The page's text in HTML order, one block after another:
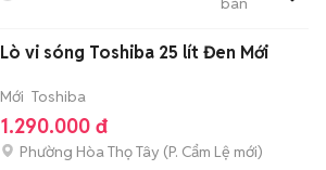
Lò vi sóng Toshiba 25 lít Đen Mới
Mới Toshiba
1.290.000 đ
Phường Hòa Thọ Tây (P. Cẩm Lệ mới)